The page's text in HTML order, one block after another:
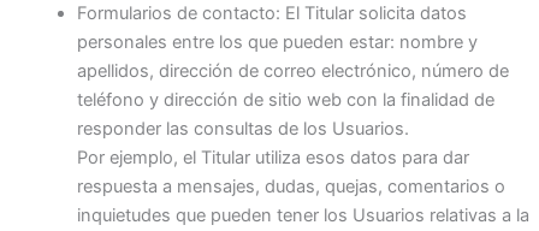
Formularios de contacto: El Titular solicita datos
personales entre los que pueden estar: nombre y
apellidos, dirección de correo electrónico, número de
teléfono y dirección de sitio web con la finalidad de
responder las consultas de los Usuarios.
Por ejemplo, el Titular utiliza esos datos para dar
respuesta a mensajes, dudas, quejas, comentarios o
inquietudes que pueden tener los Usuarios relativas a la